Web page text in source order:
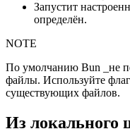
Запустит
определён.
NOTE
По умолчанию Bun _не
файлы. Используйте
существующих файлов.
Из локального